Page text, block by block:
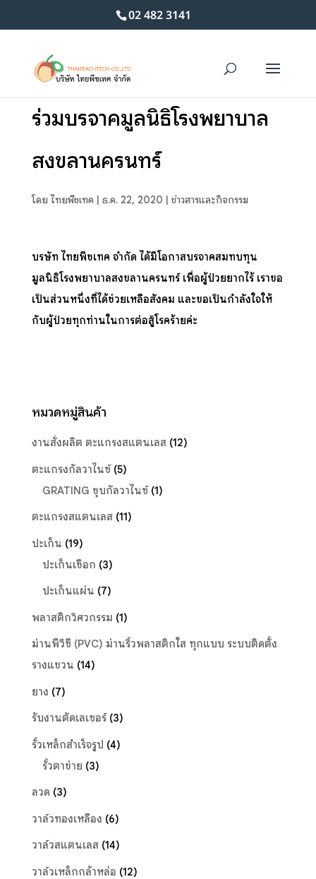
02 482 3141
ร่วมบริจาคมูลนิธิโรงพยาบาล
สงขลานครินทร์
โดย ไทยพีชเทค | ธ.ค. 22, 2020 | ข่าวสารและกิจกรรม
บริษัท ไทยพีชเทค จำกัด ได้มีโอกาสบริจาคสมทบทุน
มูลนิธิโรงพยาบาลสงขลานครินทร์ เพื่อผู้ป่วยยากไร้ เราขอ
เป็นส่วนหนึ่งที่ได้ช่วยเหลือสังคม และขอเป็นกำลังใจให้
กับผู้ป่วยทุกท่านในการต่อสู้โรคร้ายค่ะ
หมวดหมู่สินค้า
งานสั่งผลิต ตะแกรงสแตนเลส (12)
ตะแกรงกัลวาไนซ์ (5)
GRATING ชุบกัลวาไนซ์ (1)
ตะแกรงสแตนเลส (11)
ปะเก็น (19)
ปะเก็นเชือก (3)
ปะเก็นแผ่น (7)
พลาสติกวิศวกรรม (1)
ม่านพีวีซี (PVC) ม่านริ้วพลาสติกใส ทุกแบบ ระบบติดตั้ง
รางแขวน (14)
ยาง (7)
รับงานตัดเลเซอร์ (3)
รั้วเหล็กสำเร็จรูป (4)
รั้วตาข่าย (3)
ลวด (3)
วาล์วทองเหลือง (6)
วาล์วสแตนเลส (14)
วาล์วเหล็กกล้าหล่อ (12)